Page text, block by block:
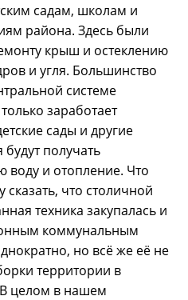
садам, школам и
района. Здесь были
крыш и остеклению
и угля. Большинство
системе
заработает
сады и другие
получать
воду и отопление. Что
сказать, что столичной
техника закупалась и
коммунальным
но всё же её не
территории в
целом в нашем